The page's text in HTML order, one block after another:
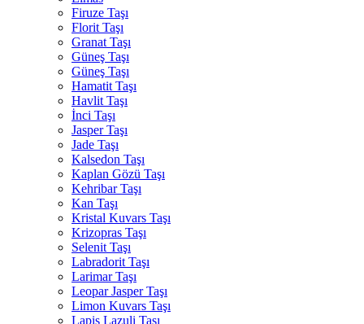
Firuze Taşı
Florit Taşı
Granat Taşı
Güneş Taşı
Güneş Taşı
Hamatit Taşı
Havlit Taşı
İnci Taşı
Jasper Taşı
Jade Taşı
Kalsedon Taşı
Kaplan Gözü Taşı
Kehribar Taşı
Kan Taşı
Kristal Kuvars Taşı
Krizopras Taşı
Selenit Taşı
Labradorit Taşı
Larimar Taşı
Leopar Jasper Taşı
Limon Kuvars Taşı
Lapis Lazuli Taşı